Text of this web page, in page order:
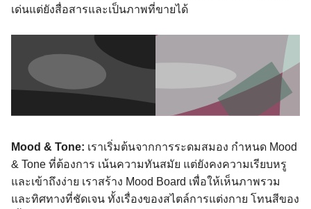
เด่นแต่ยังสื่อสารและเป็นภาพที่ขายได้
Mood & Tone: เราเริ่มต้นจากการระดมสมอง กำหนด Mood
& Tone ที่ต้องการ เน้นความทันสมัย แต่ยังคงความเรียบหรู
และเข้าถึงง่าย เราสร้าง Mood Board เพื่อให้เห็นภาพรวม
และทิศทางที่ชัดเจน ทั้งเรื่องของสไตล์การแต่งกาย โทนสีของ